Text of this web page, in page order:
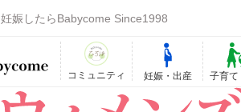
妊娠したらBabycome Since1998
コミュニティ 妊娠・出産 子育て